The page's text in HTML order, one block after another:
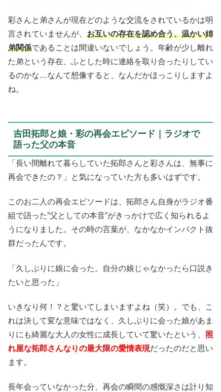
彩さんと弟さんが現在どのような交流をされているかは明
言されていませんが、 お互いの存在を認め合う、温かい姉
弟関係であることは間違いないでしょう。年齢が少し離れ
た弟という存在、ふとした時に連絡を取り合ったりしてい
るのかな…なんて想像すると、なんだかほっこりしますよ
ね。
吉田拓郎と娘・彩の再会エピソード｜ラジオで
語った父の本音
「長い間離れて暮らしていた拓郎さんと彩さんは、無事に
再会できたの？」と気になっていた方も多いはずです。
このお二人の再会エピソードは、拓郎さん自身がラジオ番
組で語った”父としての本音”がきっかけで広く知られるよ
うになりました。その時の言葉が、なかなかインパクト抜
群だったんです。
「久しぶりに娘に会った。自分の娘じゃなかったら口説き
たいと思った」
いきなり何！？と驚いてしまいますよね（笑）。でも、こ
れは決して変な意味ではなく、久しぶりに会った娘があま
りにも綺麗な大人の女性に成長していて驚いたという、 照
れ屋な拓郎さんなりの最大限の愛情表現だったのだと思い
ます。
長年会っていなかった分、再会の瞬間の感慨深さは計り知